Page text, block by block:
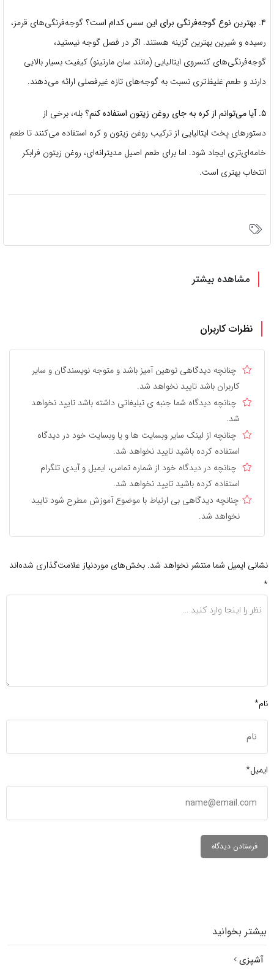
۴. بهترین نوع گوجه‌فرنگی برای این سس کدام است؟
گوجه‌فرنگی‌های قرمز،
رسیده و شیرین بهترین گزینه هستند. اگر در فصل گوجه نیستید،
گوجه‌فرنگی‌های کنسروی ایتالیایی (مانند سان مارتینو) کیفیت بسیار بالایی
دارند و طعم غلیظ‌تری نسبت به گوجه‌های تازه غیرفصلی ارائه می‌دهند.
۵. آیا می‌توانم از کره به جای روغن زیتون استفاده کنم؟
بله، برخی از
دستورهای پخت ایتالیایی از ترکیب روغن زیتون و کره استفاده می‌کنند تا طعم
خامه‌ای‌تری ایجاد شود. اما برای طعم اصیل مدیترانه‌ای، روغن زیتون فرابکر
انتخاب بهتری است.
مشاهده بیشتر
نظرات کاربران
چنانچه دیدگاهی توهین آمیز باشد و متوجه نویسندگان و سایر
کاربران باشد تایید نخواهد شد.
چنانچه دیدگاه شما جنبه ی تبلیغاتی داشته باشد تایید نخواهد
شد.
چنانچه از لینک سایر وبسایت ها و یا وبسایت خود در دیدگاه
استفاده کرده باشید تایید نخواهد شد.
چنانچه در دیدگاه خود از شماره تماس، ایمیل و آیدی تلگرام
استفاده کرده باشید تایید نخواهد شد.
چنانچه دیدگاهی بی ارتباط با موضوع آموزش مطرح شود تایید
نخواهد شد.
نشانی ایمیل شما منتشر نخواهد شد. بخش‌های موردنیاز علامت‌گذاری شده‌اند
*
نام*
ایمیل*
بیشتر بخوانید
آشپزی